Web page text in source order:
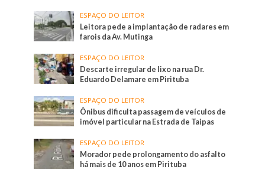
ESPAÇO DO LEITOR
Leitora pede a implantação de radares em
farois da Av. Mutinga
ESPAÇO DO LEITOR
Descarte irregular de lixo na rua Dr.
Eduardo Delamare em Pirituba
ESPAÇO DO LEITOR
Ônibus dificulta passagem de veículos de
imóvel particular na Estrada de Taipas
ESPAÇO DO LEITOR
Morador pede prolongamento do asfalto
há mais de 10 anos em Pirituba